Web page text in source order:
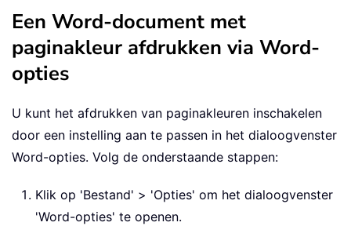
Een Word-document met
paginakleur afdrukken via Word-
opties
U kunt het afdrukken van paginakleuren inschakelen
door een instelling aan te passen in het dialoogvenster
Word-opties. Volg de onderstaande stappen:
Klik op 'Bestand' > 'Opties' om het dialoogvenster
'Word-opties' te openen.